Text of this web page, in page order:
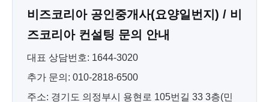
비즈코리아 공인중개사(요양일번지) / 비
즈코리아 컨설팅 문의 안내
대표 상담번호: 1644-3020
추가 문의: 010-2818-6500
주소: 경기도 의정부시 용현로 105번길 33 3층(민